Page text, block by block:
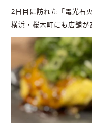
2日目に訪れた「電光石
横浜・桜木町にも店舗が